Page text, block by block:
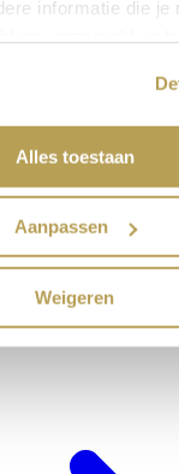
informatie die je
Alles toestaan
Aanpassen
Weigeren